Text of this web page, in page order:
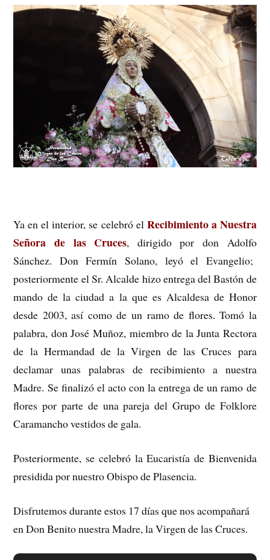
Ya en el interior, se celebró el Recibimiento a Nuestra
Señora de las Cruces, dirigido por don Adolfo
Sánchez. Don Fermín Solano, leyó el Evangelio;
posteriormente el Sr. Alcalde hizo entrega del Bastón de
mando de la ciudad a la que es Alcaldesa de Honor
desde 2003, así como de un ramo de flores. Tomó la
palabra, don José Muñoz, miembro de la Junta Rectora
de la Hermandad de la Virgen de las Cruces para
declamar unas palabras de recibimiento a nuestra
Madre. Se finalizó el acto con la entrega de un ramo de
flores por parte de una pareja del Grupo de Folklore
Caramancho vestidos de gala.
Posteriormente, se celebró la Eucaristía de Bienvenida
presidida por nuestro Obispo de Plasencia.
Disfrutemos durante estos 17 días que nos acompañará
en Don Benito nuestra Madre, la Virgen de las Cruces.